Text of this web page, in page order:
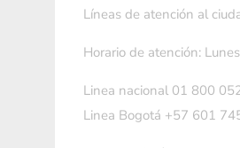
Líneas de atención al
Horario de atención:
Linea nacional 01 800
Linea Bogotá +57 601